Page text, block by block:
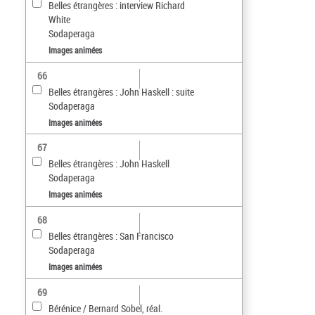
Belles étrangères : interview Richard
White
Sodaperaga
Images animées
66
Belles étrangères : John Haskell : suite
Sodaperaga
Images animées
67
Belles étrangères : John Haskell
Sodaperaga
Images animées
68
Belles étrangères : San Francisco
Sodaperaga
Images animées
69
Bérénice / Bernard Sobel, réal.